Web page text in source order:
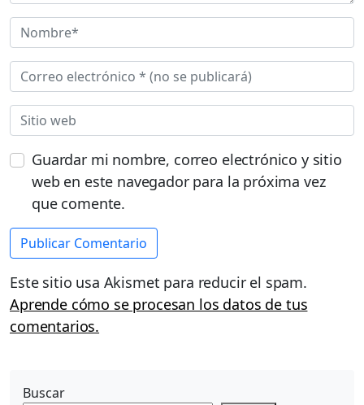
Guardar mi nombre, correo electrónico y sitio
web en este navegador para la próxima vez
que comente.
Este sitio usa Akismet para reducir el spam.
Aprende cómo se procesan los datos de tus
comentarios.
Buscar